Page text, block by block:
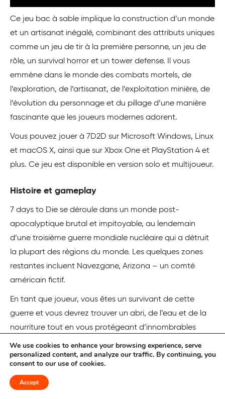
Ce jeu bac à sable implique la construction d’un monde
et un artisanat inégalé, combinant des attributs uniques
comme un jeu de tir à la première personne, un jeu de
rôle, un survival horror et un tower defense. Il vous
emmène dans le monde des combats mortels, de
l’exploration, de l’artisanat, de l’exploitation minière, de
l’évolution du personnage et du pillage d’une manière
fascinante que les joueurs modernes adorent.
Vous pouvez jouer à 7D2D sur Microsoft Windows, Linux
et macOS X, ainsi que sur Xbox One et PlayStation 4 et
plus. Ce jeu est disponible en version solo et multijoueur.
Histoire et gameplay
7 days to Die se déroule dans un monde post-
apocalyptique brutal et impitoyable, au lendemain
d’une troisième guerre mondiale nucléaire qui a détruit
la plupart des régions du monde. Les quelques zones
restantes incluent Navezgane, Arizona – un comté
américain fictif.
En tant que joueur, vous êtes un survivant de cette
guerre et vous devrez trouver un abri, de l’eau et de la
nourriture tout en vous protégeant d’innombrables
zombies pour survivre. Ces zombies se sont peut-être
transformés en humains à cause des conséquences
We use cookies to enhance your browsing experience, serve
personalized content, and analyze our traffic. By continuing, you
consent to our use of cookies.
Accept